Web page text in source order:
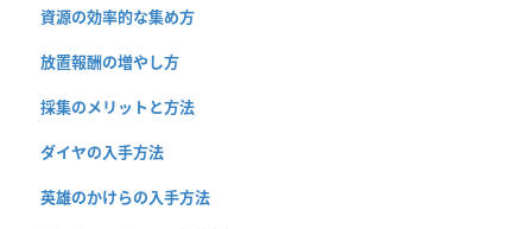
資源の効率的な集め方
放置報酬の増やし方
採集のメリットと方法
ダイヤの入手方法
英雄のかけらの入手方法